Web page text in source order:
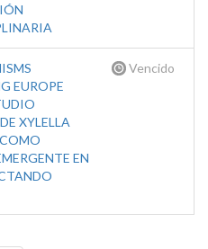
EUROPE
XYLELLA
EN
Vencido